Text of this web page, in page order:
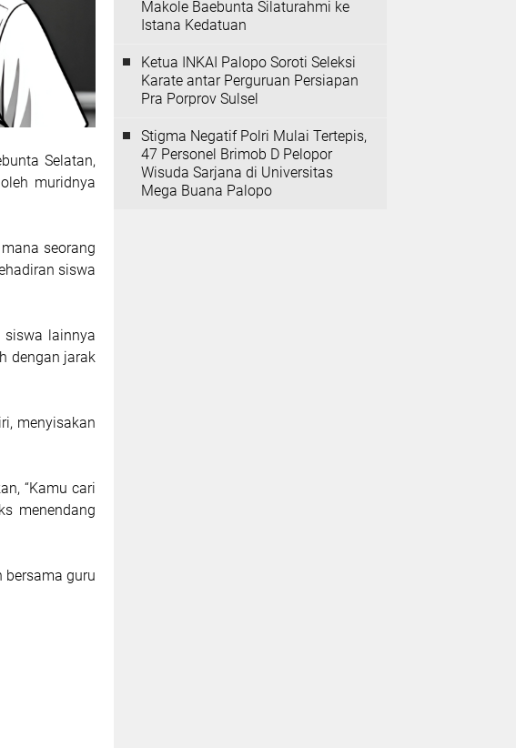
Selatan,
muridnya
seorang
siswa
siswa lainnya
dengan jarak
menyisakan
“Kamu cari
menendang
bersama guru
Makole Baebunta Silaturahmi ke
Istana Kedatuan
Ketua INKAI Palopo Soroti Seleksi
Karate antar Perguruan Persiapan
Pra Porprov Sulsel
Stigma Negatif Polri Mulai Tertepis,
47 Personel Brimob D Pelopor
Wisuda Sarjana di Universitas
Mega Buana Palopo